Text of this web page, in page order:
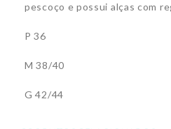
pescoço e possui alças com
P 36
M 38/40
G 42/44